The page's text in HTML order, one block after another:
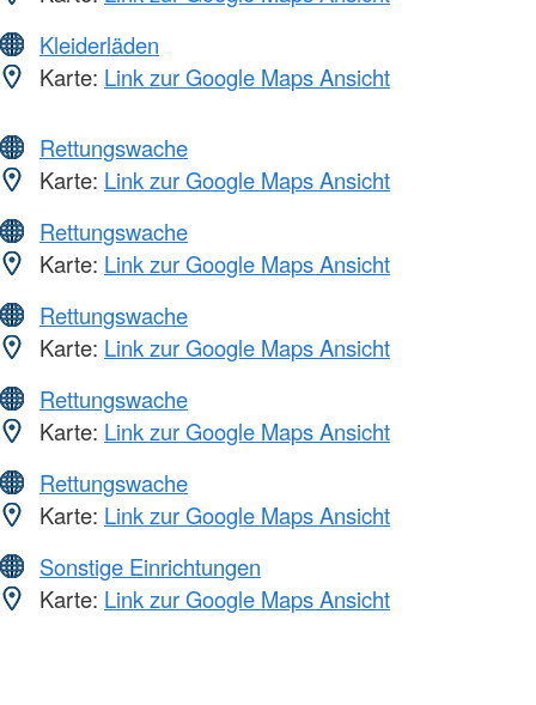
Kleiderläden
Karte: Link zur Google Maps Ansicht
Rettungswache
Karte: Link zur Google Maps Ansicht
Rettungswache
Karte: Link zur Google Maps Ansicht
Rettungswache
Karte: Link zur Google Maps Ansicht
Rettungswache
Karte: Link zur Google Maps Ansicht
Rettungswache
Karte: Link zur Google Maps Ansicht
Sonstige Einrichtungen
Karte: Link zur Google Maps Ansicht